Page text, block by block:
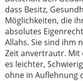
dass Besitz,
Möglichkeiten, die
absolutes
Allahs. Sie sind ihm
Zeit anvertrautr. Mit
es leichter,
ohne in Auflehnung